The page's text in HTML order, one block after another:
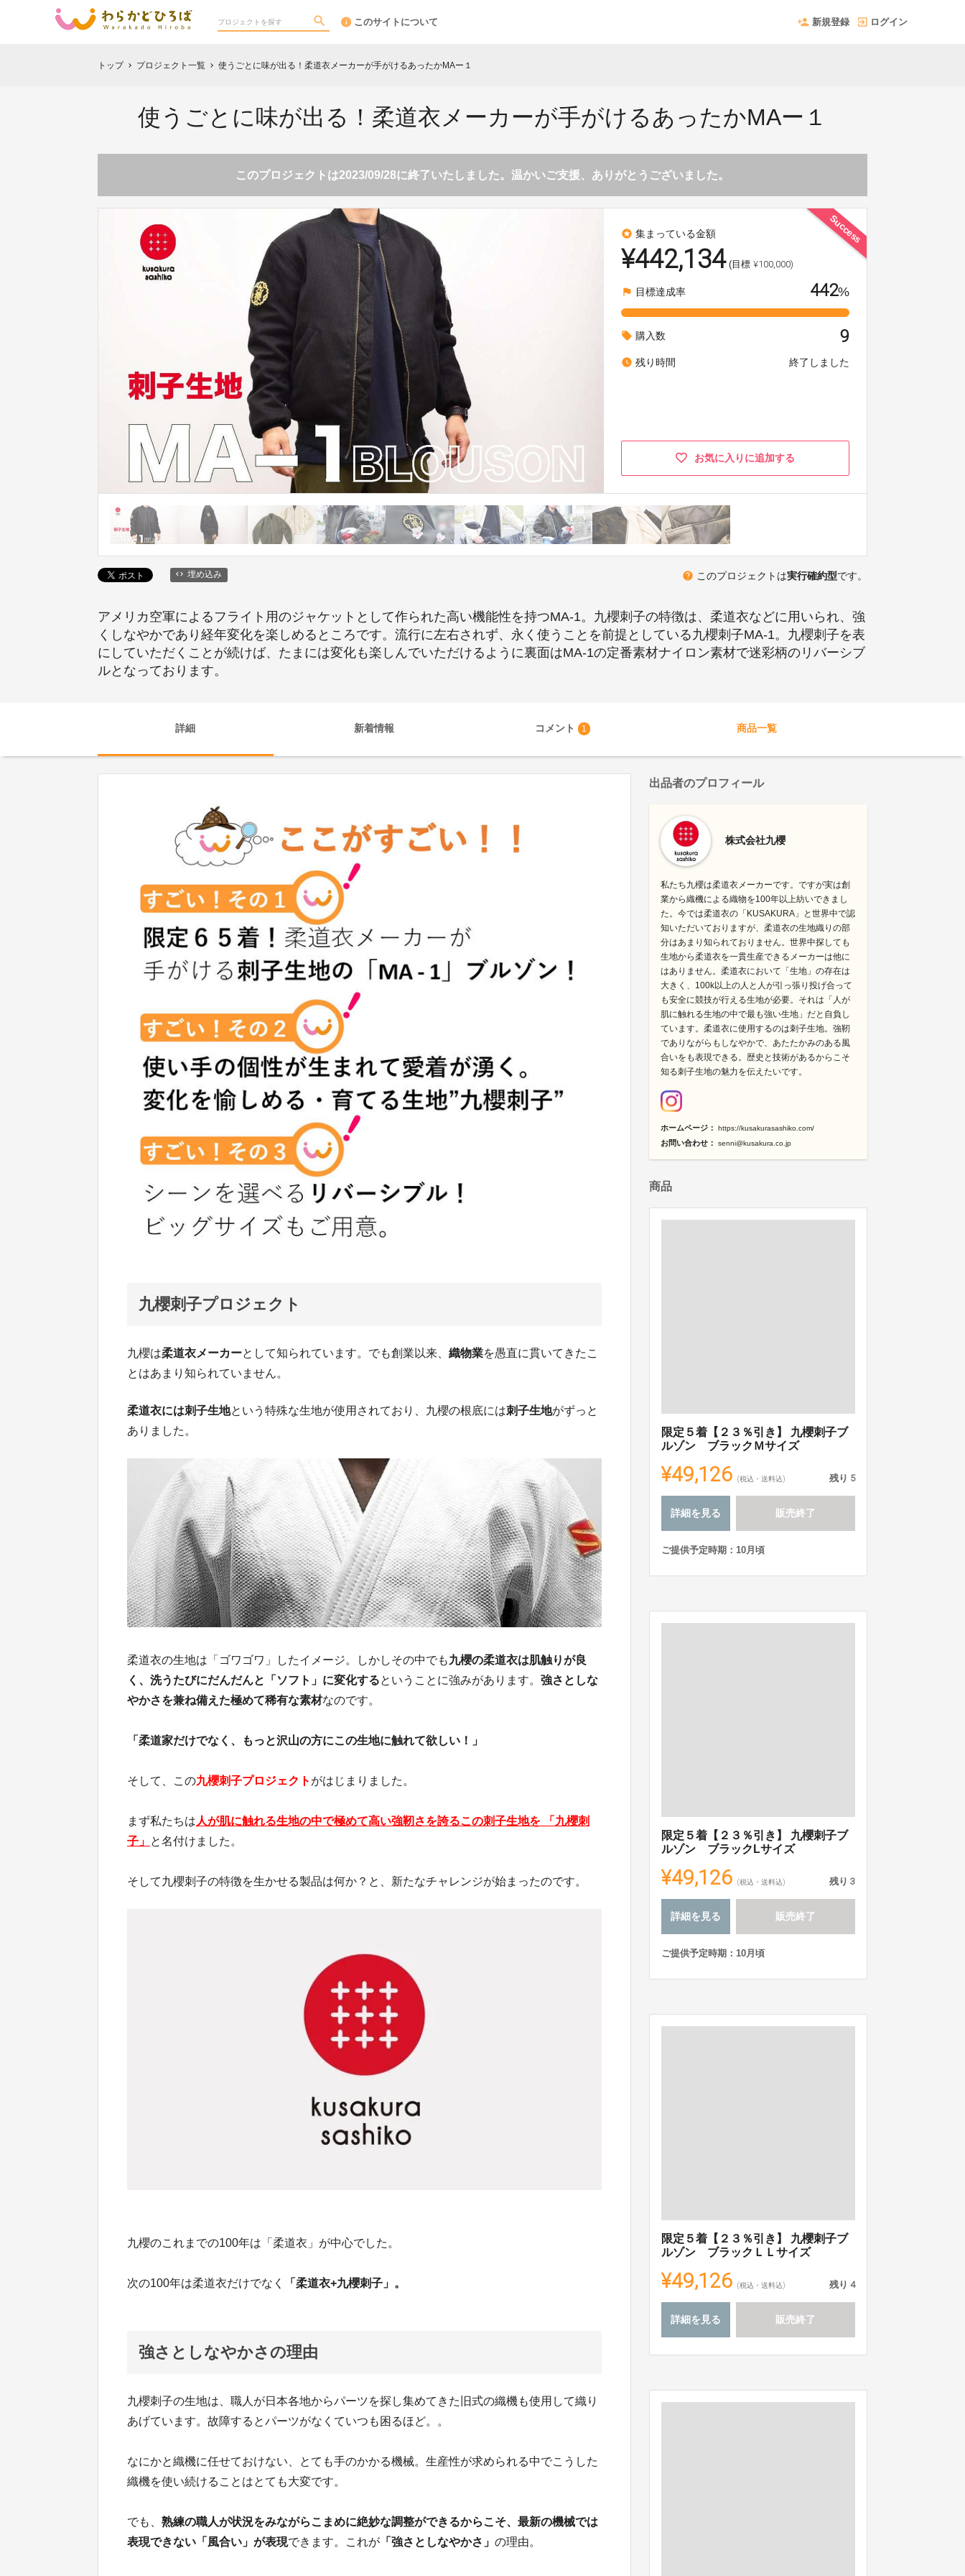
このサイトについて 新規登録 ログイン
トップ chevron_right プロジェクト一覧 chevron_right 使うごとに味が出る！柔道衣メーカーが手がけるあったかMAー１
使うごとに味が出る！柔道衣メーカーが手がけるあったかMAー１
このプロジェクトは2023/09/28に終了いたしました。温かいご支援、ありがとうございました。
Success
stars 集まっている金額
¥442,134 (目標 ¥100,000)
flag 目標達成率 442%
local_offer 購入数 9
watch_later 残り時間 終了しました
お気に入りに追加する
埋め込み help このプロジェクトは実行確約型です。
アメリカ空軍によるフライト用のジャケットとして作られた高い機能性を持つMA-1。九櫻刺子の特徴は、柔道衣などに用いられ、強
くしなやかであり経年変化を楽しめるところです。流行に左右されず、永く使うことを前提としている九櫻刺子MA-1。九櫻刺子を表
にしていただくことが続けば、たまには変化も楽しんでいただけるように裏面はMA-1の定番素材ナイロン素材で迷彩柄のリバーシブ
ルとなっております。
詳細 新着情報 コメント 1 商品一覧
九櫻刺子プロジェクト
九櫻は柔道衣メーカーとして知られています。でも創業以来、 織物業を愚直に貫いてきたこ
とはあまり知られていません。
柔道衣には刺子生地という特殊な生地が使用されており、九櫻の根底には刺子生地がずっと
ありました。
柔道衣の生地は「ゴワゴワ」したイメージ。しかしその中でも九櫻の柔道衣は肌触りが良
く、洗うたびにだんだんと「ソフト」に変化するということに強みがあります。 強さとしな
やかさを兼ね備えた極めて稀有な素材なのです。
「柔道家だけでなく、もっと沢山の方にこの生地に触れて欲しい！」
そして、この九櫻刺子プロジェクト がはじまりました。
まず私たちは人が肌に触れる生地の中で極めて高い強靭さを誇るこの刺子生地を 「九櫻刺
子」 と名付けました。
そして九櫻刺子の特徴を生かせる製品は何か？と、新たなチャレンジが始まったのです。
九櫻のこれまでの100年は「柔道衣」が中心でした。
次の100年は柔道衣だけでなく 「柔道衣+九櫻刺子」。
強さとしなやかさの理由
九櫻刺子の生地は、職人が日本各地からパーツを探し集めてきた旧式の織機も使用して織り
あげています。故障するとパーツがなくていつも困るほど。。
なにかと織機に任せておけない、とても手のかかる機械。生産性が求められる中でこうした
織機を使い続けることはとても大変です。
でも、 熟練の職人が状況をみながらこまめに絶妙な調整ができるからこそ、最新の機械では
表現できない「風合い」が表現できます。これが 「強さとしなやかさ」 の理由。
出品者のプロフィール
株式会社九櫻
私たち九櫻は柔道衣メーカーです。ですが実は創
業から織機による織物を100年以上紡いできまし
た。今では柔道衣の「KUSAKURA」と世界中で認
知いただいておりますが、柔道衣の生地織りの部
分はあまり知られておりません。世界中探しても
生地から柔道衣を一貫生産できるメーカーは他に
はありません。柔道衣において「生地」の存在は
大きく、100k以上の人と人が引っ張り投げ合って
も安全に競技が行える生地が必要。それは「人が
肌に触れる生地の中で最も強い生地」だと自負し
ています。柔道衣に使用するのは刺子生地。強靭
でありながらもしなやかで、あたたかみのある風
合いをも表現できる。歴史と技術があるからこそ
知る刺子生地の魅力を伝えたいです。
ホームページ： https://kusakurasashiko.com/
お問い合わせ： senni@kusakura.co.jp
商品
限定５着【２３％引き】 九櫻刺子ブ
ルゾン ブラックＭサイズ
¥49,126 (税込・送料込) 残り 5
詳細を見る 販売終了
ご提供予定時期：10月頃
限定５着【２３％引き】 九櫻刺子ブ
ルゾン ブラックLサイズ
¥49,126 (税込・送料込) 残り 3
詳細を見る 販売終了
ご提供予定時期：10月頃
限定５着【２３％引き】 九櫻刺子ブ
ルゾン ブラックＬＬサイズ
¥49,126 (税込・送料込) 残り 4
詳細を見る 販売終了